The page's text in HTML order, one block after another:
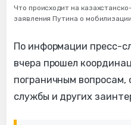
Что происходит на
заявления Путина о мобилизации
По информации пресс-
вчера прошел
пограничным вопросам,
службы и других